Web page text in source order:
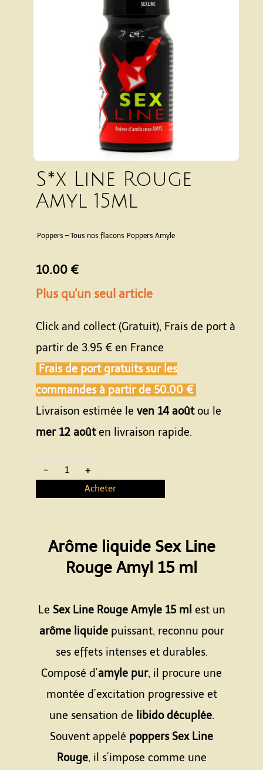
S*x Line Rouge
Amyl 15ml
Poppers – Tous nos flacons Poppers Amyle
10.00 €
Plus qu'un seul article
Click and collect (Gratuit), Frais de port à
partir de 3.95 € en France
Frais de port gratuits sur les
commandes à partir de 50.00 €
Livraison estimée le ven 14 aoûtou le
mer 12 aoûten livraison rapide.
- +
Acheter
Arôme liquide Sex Line
Rouge Amyl 15 ml
Le Sex Line Rouge Amyle 15 ml est un
arôme liquidepuissant, reconnu pour
ses effets intenses et durables.
Composé d’amyle pur, il procure une
montée d’excitation progressive et
une sensation de libido décuplée.
Souvent appelé poppers Sex Line
Rouge, il s’impose comme une